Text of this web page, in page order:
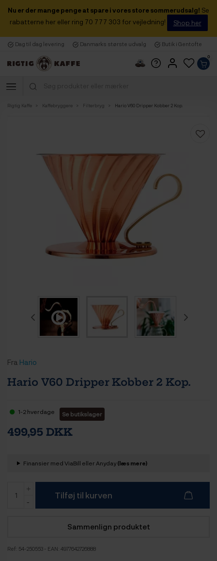
Nu er der mange penge at spare i vores store sommerudsalg! Se
rabatterne her eller ring 70 777 303 for vejledning!
Shop her
Dag til dag levering Danmarks største udvalg Butik i Gentofte
0
Rigtig Kaffe Kaffebryggere Filterbryg Hario V60 Dripper Kobber 2 Kop.
Fra Hario
Hario V60 Dripper Kobber 2 Kop.
1-2 hverdage Se butikslager
499,95 DKK
Finansier med ViaBill eller Anyday(læs mere)
Tilføj til kurven
Sammenlign produktet
Ref: 54-250553 - EAN: 4977642726888